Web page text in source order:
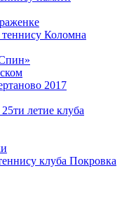
Коломна
2017
летие клуба
клуба Покровка